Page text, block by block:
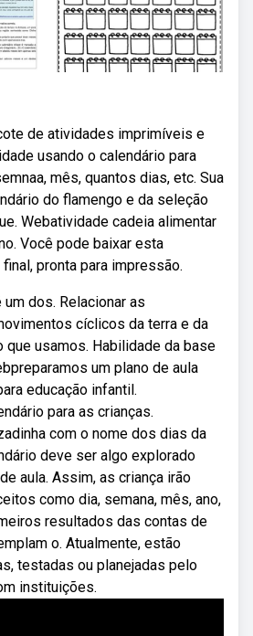
de atividades imprimíveis e
usando o calendário para
mês, quantos dias, etc. Sua
do flamengo e da seleção
Webatividade cadeia alimentar
Você pode baixar esta
pronta para impressão.
dos. Relacionar as
cíclicos da terra e da
que usamos. Habilidade da base
um plano de aula
educação infantil.
para as crianças.
com o nome dos dias da
deve ser algo explorado
aula. Assim, as criança irão
como dia, semana, mês, ano,
resultados das contas de
o. Atualmente, estão
testadas ou planejadas pelo
instituições.